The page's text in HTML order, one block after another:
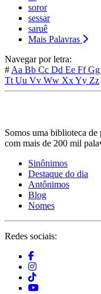
soror
sessar
saruê
Mais Palavras
Navegar por letra:
# Aa Bb Cc Dd Ee FfGg
Tt Uu Vv Ww XxYy Zz
Somos uma biblioteca
com mais de 200 mil
Sinônimos
Destaque do dia
Antônimos
Blog
Nomes
Redes sociais: